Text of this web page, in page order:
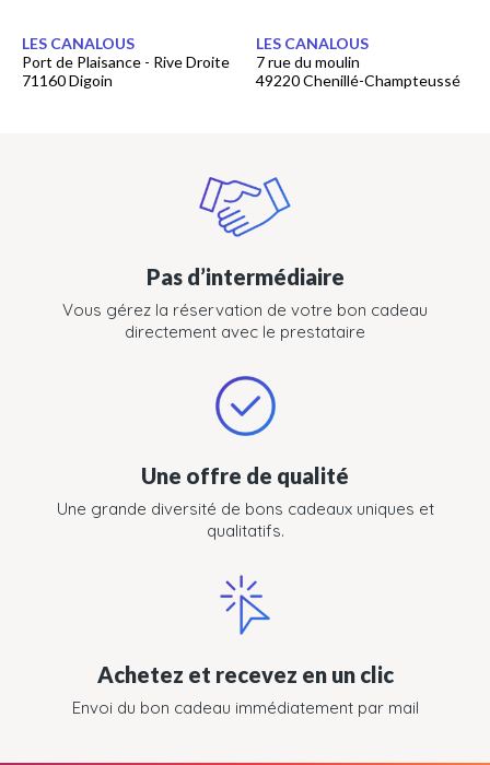
LES CANALOUS
Port de Plaisance - Rive Droite
71160 Digoin
LES CANALOUS
7 rue du moulin
49220 Chenillé-Champteussé
Pas d’intermédiaire
Vous gérez la réservation de votre bon cadeau
directement avec le prestataire
Une offre de qualité
Une grande diversité de bons cadeaux uniques et
qualitatifs.
Achetez et recevez en un clic
Envoi du bon cadeau immédiatement par mail